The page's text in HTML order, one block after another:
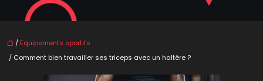
/ Equipements sportifs
/ Comment bien travailler ses triceps avec un haltère ?